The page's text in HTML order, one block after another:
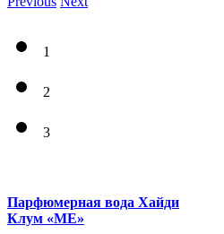
1
2
3
Парфюмерная вода Хайди
Клум «ME»